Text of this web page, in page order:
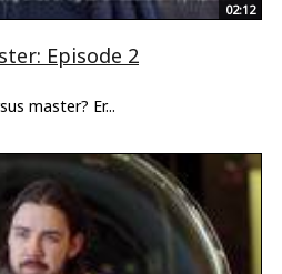
02:12
Episode 2
master? Er...